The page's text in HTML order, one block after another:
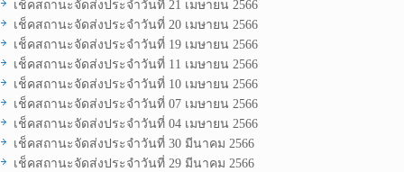
เช็คสถานะจัดส่งประจำวันที่ 21 เมษายน 2566
เช็คสถานะจัดส่งประจำวันที่ 20 เมษายน 2566
เช็คสถานะจัดส่งประจำวันที่ 19 เมษายน 2566
เช็คสถานะจัดส่งประจำวันที่ 11 เมษายน 2566
เช็คสถานะจัดส่งประจำวันที่ 10 เมษายน 2566
เช็คสถานะจัดส่งประจำวันที่ 07 เมษายน 2566
เช็คสถานะจัดส่งประจำวันที่ 04 เมษายน 2566
เช็คสถานะจัดส่งประจำวันที่ 30 มีนาคม 2566
เช็คสถานะจัดส่งประจำวันที่ 29 มีนาคม 2566